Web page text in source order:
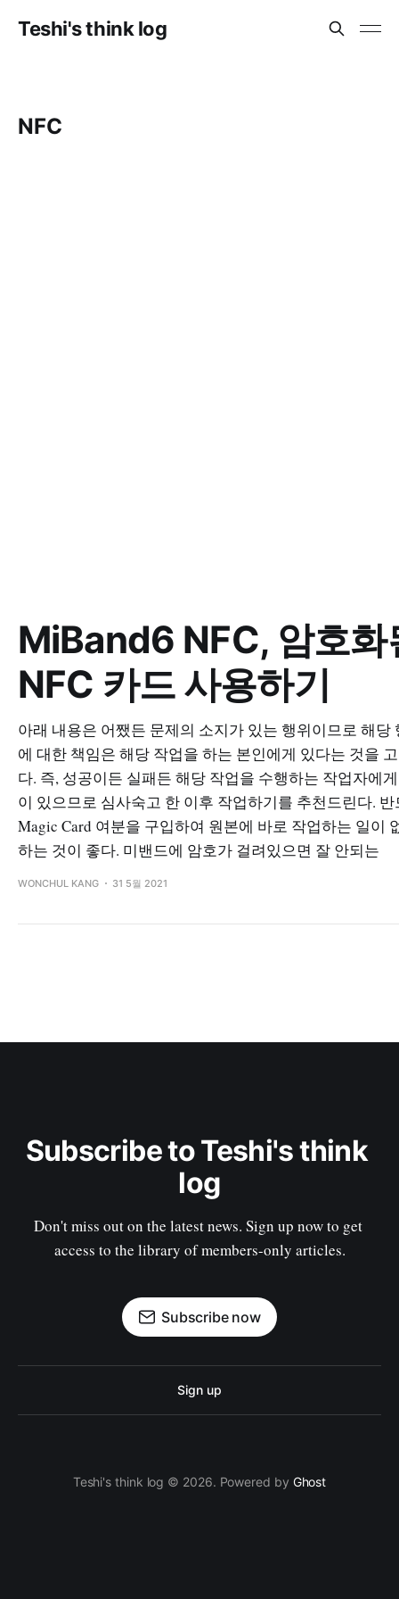
Teshi's think log
NFC
MiBand6 NFC, 암호화
NFC 카드 사용하기
아래 내용은 어쨌든 문제의 소지가 있는 행위이므로 해당
에 대한 책임은 해당 작업을 하는 본인에게 있다는 것을
다. 즉, 성공이든 실패든 해당 작업을 수행하는 작업자에
이 있으므로 심사숙고 한 이후 작업하기를 추천드린다. 반
Magic Card 여분을 구입하여 원본에 바로 작업하는 일이
하는 것이 좋다. 미밴드에 암호가 걸려있으면 잘 안되는
WONCHUL KANG 31 5월 2021
Subscribe to Teshi's think
log
Don't miss out on the latest news. Sign up now to get
access to the library of members-only articles.
Subscribe now
Sign up
Teshi's think log © 2026. Powered by Ghost